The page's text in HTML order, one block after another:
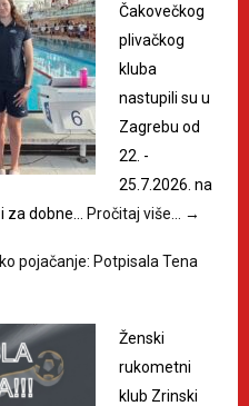
Čakovečkog
plivačkog
kluba
nastupili su u
Zagrebu od
22. -
25.7.2026. na
za dobne…
Pročitaj više… →
pojačanje: Potpisala Tena
Ženski
rukometni
klub Zrinski